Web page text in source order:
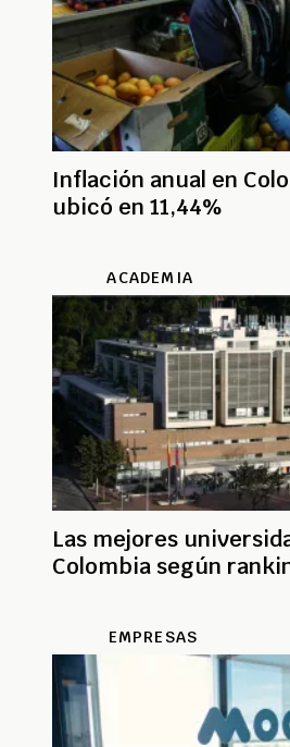
Inflación anual en
ubicó en 11,44%
ACADEMIA
Las mejores
Colombia según
EMPRESAS